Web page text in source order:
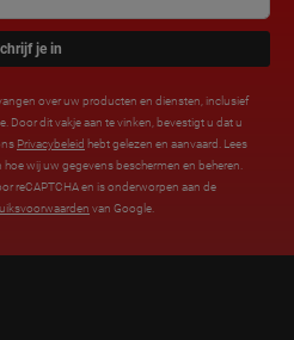
je in
over uw producten en diensten, inclusief
Door dit vakje aan te vinken, bevestigt u dat u
Privacybeleid hebt gelezen en aanvaard. Lees
wij uw gegevens beschermen en beheren.
reCAPTCHA en is onderworpen aan de
van Google.